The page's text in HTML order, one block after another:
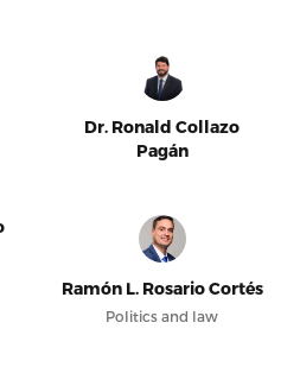
Dr. Ronald Collazo
Pagán
Ramón L. Rosario Cortés
Politics and law